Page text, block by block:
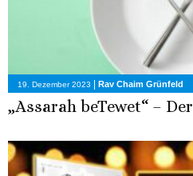
19. Dezember 2023 | Rav Chaim Grünfeld
„Assarah beTewet“ –